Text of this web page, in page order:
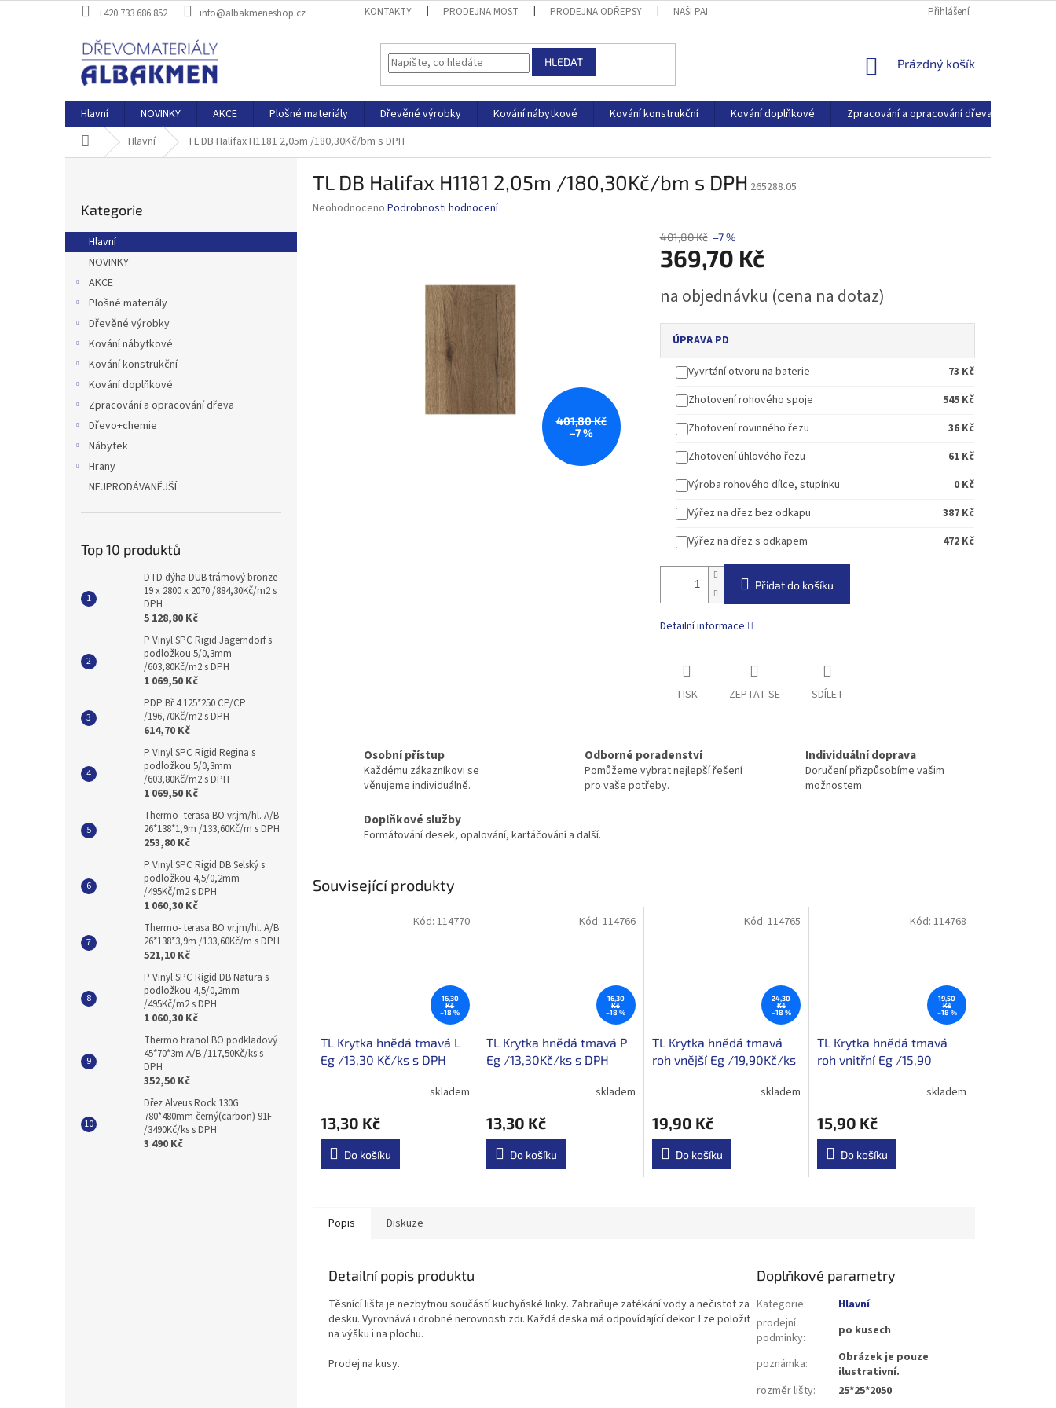
na
+420 733 686 852 info@albakmeneshop.cz KONTAKTY PRODEJNA MOST PRODEJNA ODŘEPSY NAŠI PARTNEŘI Přihlášení
HLEDAT
NÁKUPNÍ
Prázdný košík
Hlavní NOVINKY AKCE Plošné materiály Dřevěné výrobky Kování nábytkové Kování konstrukční Kování doplňkové Zpracování a opracování dřeva
Domů Hlavní TL DB Halifax H1181 2,05m /180,30Kč/bm s DPH
r
a
kategorie
Kategorie
Hlavní
NOVINKY
AKCE
Plošné materiály
Dřevěné výrobky
Kování nábytkové
Kování konstrukční
Kování doplňkové
Zpracování a opracování dřeva
Dřevo+chemie
Nábytek
Hrany
NEJPRODÁVANĚJŠÍ
Top 10 produktů
DTD dýha DUB trámový bronze
19 x 2800 x 2070 /884,30Kč/m2 s
DPH
5 128,80 Kč
P Vinyl SPC Rigid Jägerndorf s
podložkou 5/0,3mm
/603,80Kč/m2 s DPH
1 069,50 Kč
PDP Bř 4 125*250 CP/CP
/196,70Kč/m2 s DPH
614,70 Kč
P Vinyl SPC Rigid Regina s
podložkou 5/0,3mm
/603,80Kč/m2 s DPH
1 069,50 Kč
Thermo- terasa BO vr.jm/hl. A/B
26*138*1,9m /133,60Kč/m s DPH
253,80 Kč
P Vinyl SPC Rigid DB Selský s
podložkou 4,5/0,2mm
/495Kč/m2 s DPH
1 060,30 Kč
Thermo- terasa BO vr.jm/hl. A/B
26*138*3,9m /133,60Kč/m s DPH
521,10 Kč
P Vinyl SPC Rigid DB Natura s
podložkou 4,5/0,2mm
/495Kč/m2 s DPH
1 060,30 Kč
Thermo hranol BO podkladový
45*70*3m A/B /117,50Kč/ks s
DPH
352,50 Kč
Dřez Alveus Rock 130G
780*480mm černý(carbon) 91F
/3490Kč/ks s DPH
3 490 Kč
TL DB Halifax H1181 2,05m /180,30Kč/bm s DPH 265288.05
Průměrné
Neohodnoceno Podrobnosti hodnocení
401,80 Kč
–7 %
401,80 Kč –7 %
369,70 Kč
cena:
na objednávku (cena na dotaz)
ÚPRAVA PD
Vyvrtání otvoru na baterie
73 Kč
Zhotovení rohového spoje
545 Kč
Zhotovení rovinného řezu
36 Kč
Zhotovení úhlového řezu
61 Kč
Výroba rohového dílce, stupínku
0 Kč
Výřez na dřez bez odkapu
387 Kč
Výřez na dřez s odkapem
472 Kč
Přidat do košíku
Detailní informace
TISK ZEPTAT SE SDÍLET
Osobní přístup
Každému zákazníkovi se
věnujeme individuálně.
Odborné poradenství
Pomůžeme vybrat nejlepší řešení
pro vaše potřeby.
Individuální doprava
Doručení přizpůsobíme vašim
možnostem.
Doplňkové služby
Formátování desek, opalování, kartáčování a další.
Související produkty
16,30
Kč
–18 %
TL Krytka hnědá tmavá L
Eg /13,30 Kč/ks s DPH
skladem
13,30 Kč
Do košíku
Kód: 114770
16,30
Kč
–18 %
TL Krytka hnědá tmavá P
Eg /13,30Kč/ks s DPH
skladem
13,30 Kč
Do košíku
Kód: 114766
24,30
Kč
–18 %
TL Krytka hnědá tmavá
roh vnější Eg /19,90Kč/ks
skladem
19,90 Kč
Do košíku
Kód:114765
19,50
Kč
–18 %
TL Krytka hnědá tmavá
roh vnitřní Eg /15,90
skladem
15,90 Kč
Do košíku
Kód: 114768
Popis Diskuze
Detailní popis produktu
Těsnící lišta je nezbytnou součástí kuchyňské linky. Zabraňuje zatékání vody a nečistot za
desku. Vyrovnává i drobné nerovnosti zdi. Každá deska má odpovídající dekor. Lze položit
na výšku i na plochu.
Prodej na kusy.
Doplňkové parametry
Kategorie:
Hlavní
prodejní
podmínky: po kusech
poznámka:
Obrázek je pouze
ilustrativní.
rozměr lišty: 25*25*2050